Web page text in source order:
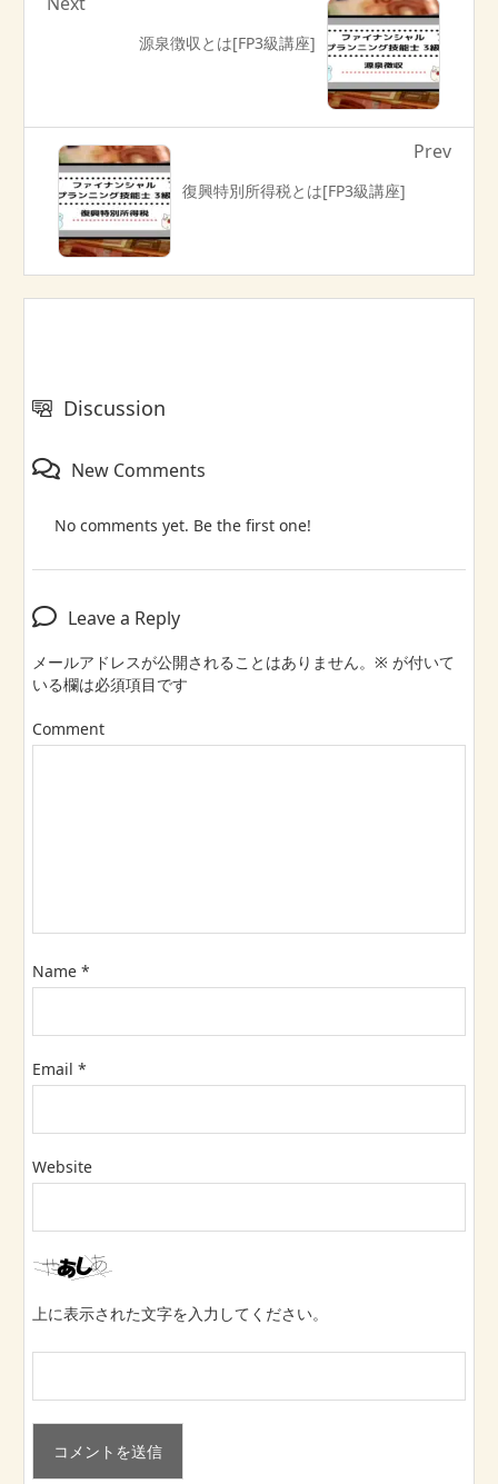
源泉徴収とは[FP3級講座]
復興特別所得税とは[FP3級講座]
Prev
Discussion
New Comments
No comments yet. Be the first one!
Leave a Reply
メールアドレスが公開されることはありません。 ※ が付いて
いる欄は必須項目です
Comment
Name *
Email *
Website
上に表示された文字を入力してください。